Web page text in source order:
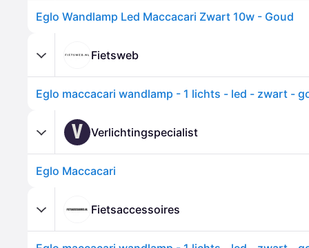
Eglo Wandlamp Led Maccacari Zwart 10w - Goud
Fietsweb
Eglo maccacari wandlamp - 1 lichts - led - zwart -
V Verlichtingspecialist
Eglo Maccacari
Fietsaccessoires